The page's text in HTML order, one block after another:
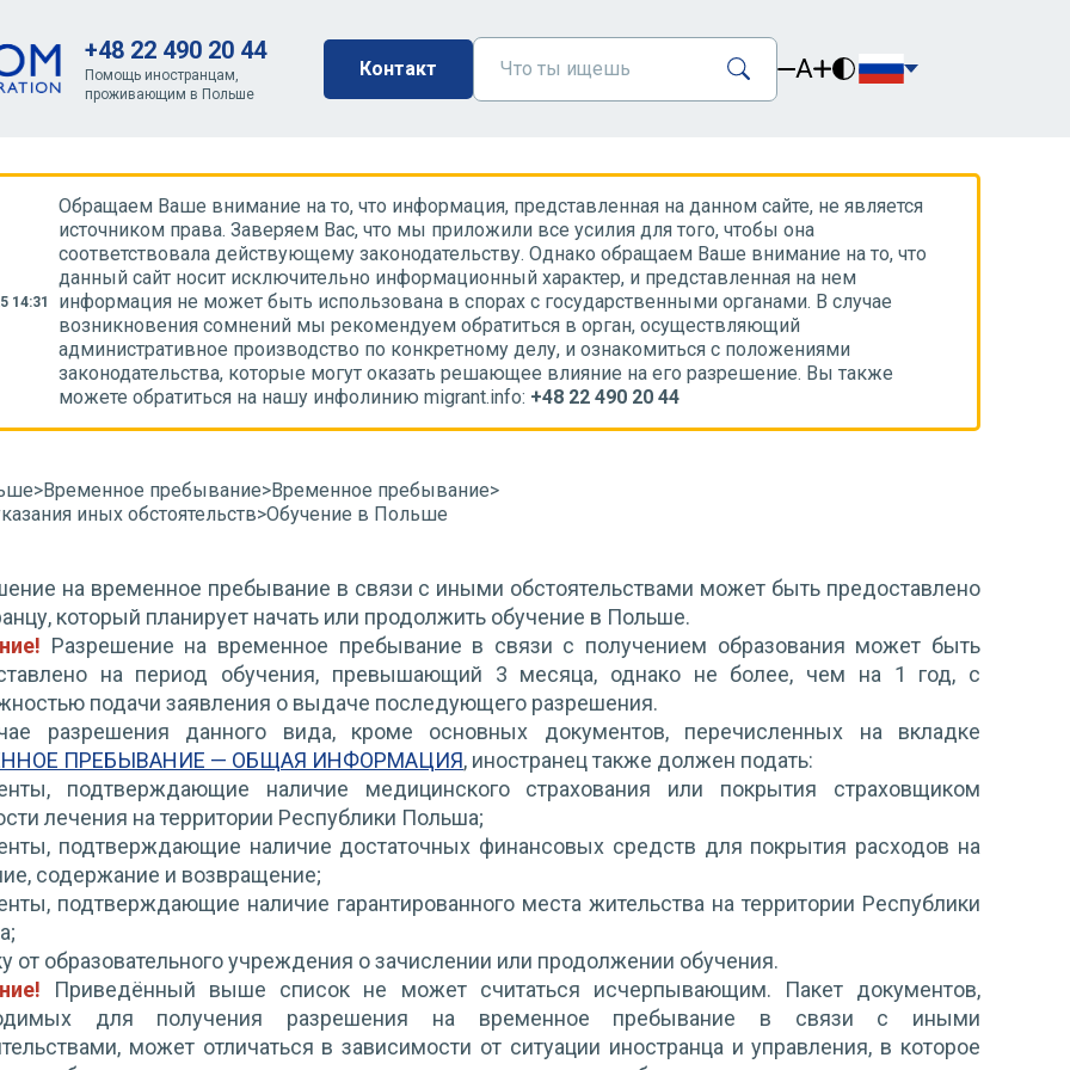
+48 22 490 20 44
Помощь иностранцам,
проживающим в Польше
Контакт A
14:31
Обращаем Ваше внимание на то, что информация, представленная на данном сайте, не является
источником права. Заверяем Вас, что мы приложили все усилия для того, чтобы она
соответствовала действующему законодательству. Однако обращаем Ваше внимание на то, что
данный сайт носит исключительно информационный характер, и представленная на нем
информация не может быть использована в спорах с государственными органами. В случае
возникновения сомнений мы рекомендуем обратиться в орган, осуществляющий
административное производство по конкретному делу, и ознакомиться с положениями
законодательства, которые могут оказать решающее влияние на его разрешение. Вы также
можете обратиться на нашу инфолинию migrant.info: +48 22 490 20 44
>Временное пребывание>Временное пребывание>
иных обстоятельств>Обучение в Польше
на временное пребывание в связи с иными обстоятельствами может быть предоставлено
который планирует начать или продолжить обучение в Польше.
Разрешение на временное пребывание в связи с получением образования может быть
на период обучения, превышающий 3 месяца, однако не более, чем на 1 год, с
подачи заявления о выдаче последующего разрешения.
разрешения данного вида, кроме основных документов, перечисленных на вкладке
ПРЕБЫВАНИЕ — ОБЩАЯ ИНФОРМАЦИЯ, иностранец также должен подать:
подтверждающие наличие медицинского страхования или покрытия страховщиком
лечения на территории Республики Польша;
подтверждающие наличие достаточных финансовых средств для покрытия расходов на
содержание и возвращение;
подтверждающие наличие гарантированного места жительства на территории Республики
от образовательного учреждения о зачислении или продолжении обучения.
Приведённый выше список не может считаться исчерпывающим. Пакет документов,
для получения разрешения на временное пребывание в связи с иными
может отличаться в зависимости от ситуации иностранца и управления, в которое